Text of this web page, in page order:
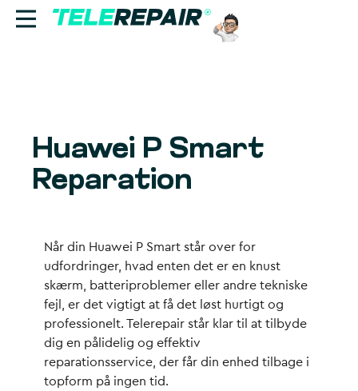
Find butik
Ring til os:
+45 70 60 55 90
Huawei P Smart
Reparation
Når din Huawei P Smart står over for
udfordringer, hvad enten det er en knust
skærm, batteriproblemer eller andre tekniske
fejl, er det vigtigt at få det løst hurtigt og
professionelt. Telerepair står klar til at tilbyde
dig en pålidelig og effektiv
reparationsservice, der får din enhed tilbage i
topform på ingen tid.